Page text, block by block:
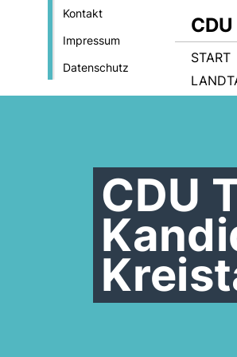
Kontakt
Impressum
Datenschutz
START
CDU